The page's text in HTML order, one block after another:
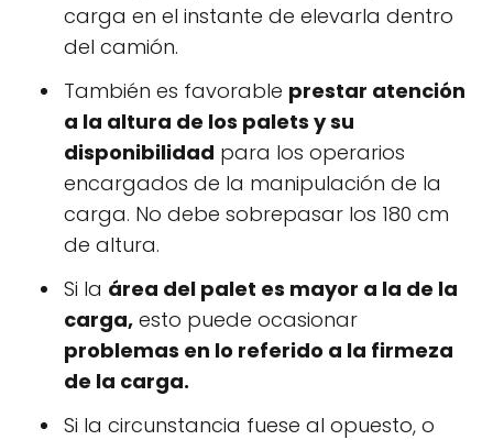
carga en el instante de elevarla dentro
del camión.
También es favorable prestar atención
a la altura de los palets y su
disponibilidad para los operarios
encargados de la manipulación de la
carga. No debe sobrepasar los 180 cm
de altura.
Si la área del palet es mayor a la de la
carga, esto puede ocasionar
problemas en lo referido a la firmeza
de la carga.
Si la circunstancia fuese al opuesto, o